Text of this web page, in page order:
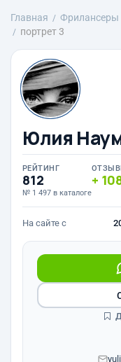
Главная Фрилансеры
портрет 3
Юлия
РЕЙТИНГ
812
№ 1 497 в каталоге
На сайте с